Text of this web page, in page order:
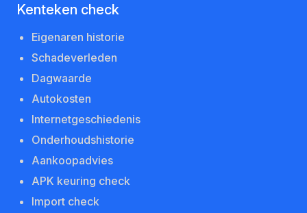
Kenteken check
Eigenaren historie
Schadeverleden
Dagwaarde
Autokosten
Internetgeschiedenis
Onderhoudshistorie
Aankoopadvies
APK keuring check
Import check